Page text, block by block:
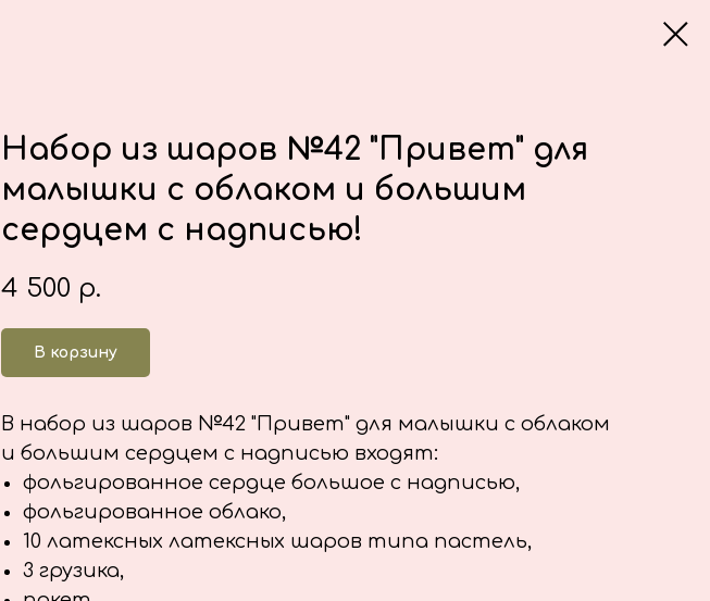
Набор из шаров №42 "Привет" для
малышки с облаком и большим
сердцем с надписью!
4 500 р.
В корзину
В набор из шаров №42 "Привет" для малышки с облаком
и большим сердцем с надписью входят:
фольгированное сердце большое с надписью,
фольгированное облако,
10 латексных латексных шаров типа пастель,
3 грузика,